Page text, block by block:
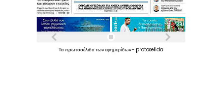
Ταπρωτοσέλιδατωνεφημερίδων- protoselida